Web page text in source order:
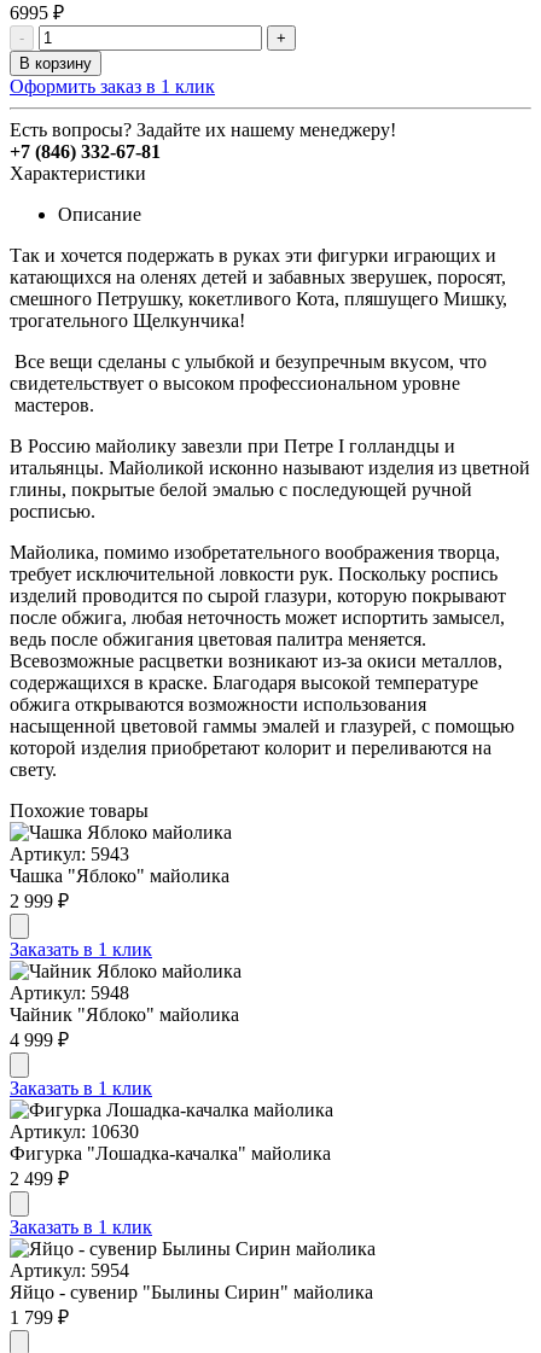
6995 ₽
-
+
В корзину
Оформить заказ в 1 клик
Есть вопросы? Задайте их нашему менеджеру!
+7 (846) 332-67-81
Характеристики
Описание
Так и хочется подержать в руках эти фигурки играющих и
катающихся на оленях детей и забавных зверушек, поросят,
смешного Петрушку, кокетливого Кота, пляшущего Мишку,
трогательного Щелкунчика!
Все вещи сделаны с улыбкой и безупречным вкусом, что
свидетельствует о высоком профессиональном уровне
мастеров.
В Россию майолику завезли при Петре I голландцы и
итальянцы. Майоликой исконно называют изделия из цветной
глины, покрытые белой эмалью с последующей ручной
росписью.
Майолика, помимо изобретательного воображения творца,
требует исключительной ловкости рук. Поскольку роспись
изделий проводится по сырой глазури, которую покрывают
после обжига, любая неточность может испортить замысел,
ведь после обжигания цветовая палитра меняется.
Всевозможные расцветки возникают из-за окиси металлов,
содержащихся в краске. Благодаря высокой температуре
обжига открываются возможности использования
насыщенной цветовой гаммы эмалей и глазурей, с помощью
которой изделия приобретают колорит и переливаются на
свету.
Похожие товары
Артикул: 5943
Чашка "Яблоко" майолика
2 999 ₽
Заказать в 1 клик
Артикул: 5948
Чайник "Яблоко" майолика
4 999 ₽
Заказать в 1 клик
Артикул: 10630
Фигурка "Лошадка-качалка" майолика
2 499 ₽
Заказать в 1 клик
Артикул: 5954
Яйцо - сувенир "Былины Сирин" майолика
1 799 ₽